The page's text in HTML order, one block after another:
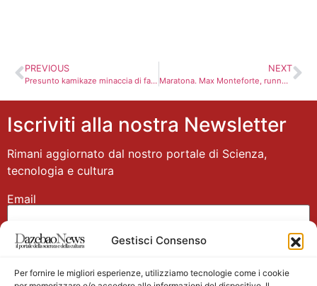
Gestisci Consenso
Per fornire le migliori esperienze, utilizziamo tecnologie come i cookie
PREVIOUS
Presunto kamikaze minaccia di falsi saltare,isolato centro Liverpool
NEXT
Maratona. Max Monteforte, runner: è la testa che fa la differenza e lì non esiste doping
Iscriviti alla nostra Newsletter
Rimani aggiornato dal nostro portale di Scienza,
tecnologia e cultura
Email
Nome